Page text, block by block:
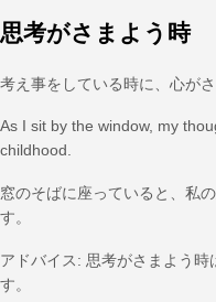
思考がさまよう時
考え事をしている時に、心が
As I sit by the window, my
childhood.
窓のそばに座っていると、私
す。
アドバイス: 思考がさまよう
す。